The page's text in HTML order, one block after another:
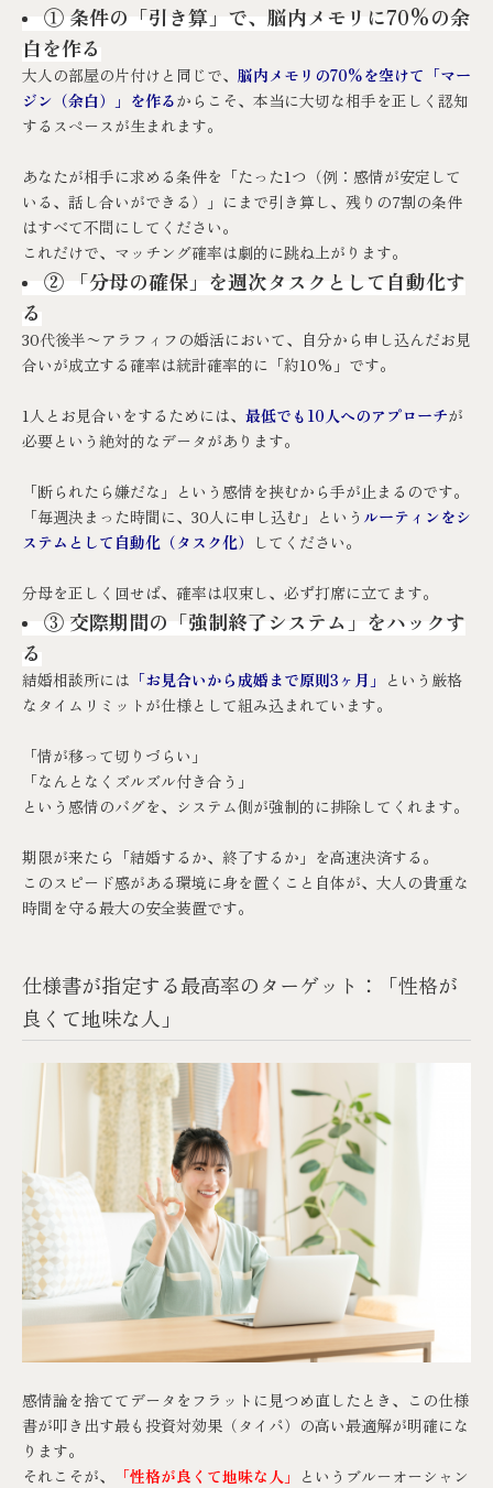
① 条件の「引き算」で、脳内メモリに70%の余
白を作る
大人の部屋の片付けと同じで、 脳内メモリの70%を空けて「マー
ジン（余白）」を作るからこそ、本当に大切な相手を正しく認知
するスペースが生まれます。
あなたが相手に求める条件を「たった1つ（例：感情が安定して
いる、話し合いができる）」にまで引き算し、残りの7割の条件
はすべて不問にしてください。
これだけで、マッチング確率は劇的に跳ね上がります。
② 「分母の確保」を週次タスクとして自動化す
る
30代後半〜アラフィフの婚活において、自分から申し込んだお見
合いが成立する確率は統計確率的に「約10%」です。
1人とお見合いをするためには、 最低でも10人へのアプローチが
必要という絶対的なデータがあります。
「断られたら嫌だな」という感情を挟むから手が止まるのです。
「毎週決まった時間に、30人に申し込む」という ルーティンをシ
ステムとして自動化（タスク化） してください。
分母を正しく回せば、確率は収束し、必ず打席に立てます。
③ 交際期間の「強制終了システム」をハックす
る
結婚相談所には 「お見合いから成婚まで原則3ヶ月」 という厳格
なタイムリミットが仕様として組み込まれています。
「情が移って切りづらい」
「なんとなくズルズル付き合う」
という感情のバグを、システム側が強制的に排除してくれます。
期限が来たら「結婚するか、終了するか」を高速決済する。
このスピード感がある環境に身を置くこと自体が、大人の貴重な
時間を守る最大の安全装置です。
仕様書が指定する最高率のターゲット：「性格が
良くて地味な人」
感情論を捨ててデータをフラットに見つめ直したとき、この仕様
書が叩き出す最も投資対効果（タイパ）の高い最適解が明確にな
ります。
それこそが、
「性格が良くて地味な人」 というブルーオーシャン